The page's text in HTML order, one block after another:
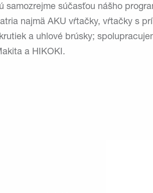
samozrejme súčasťou nášho
najmä AKU vŕtačky, vŕtačky s
a uhlové brúsky;
a HIKOKI.